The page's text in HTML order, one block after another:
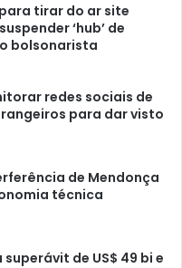
para tirar do ar site
‘hub’ de
bolsonarista
redes sociais de
para dar visto
de Mendonça
técnica
de US$ 49 bi e